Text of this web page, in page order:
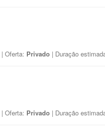
| Oferta: Privado | Duração
| Oferta: Privado | Duração